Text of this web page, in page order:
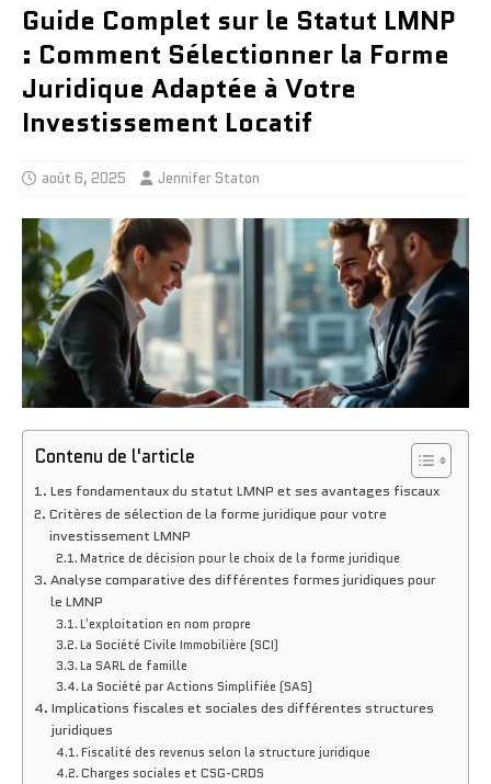
Guide Complet sur le Statut LMNP
: Comment Sélectionner la Forme
Juridique Adaptée à Votre
Investissement Locatif
août 6, 2025 Jennifer Staton
Contenu de l'article
Les fondamentaux du statut LMNP et ses avantages fiscaux
Critères de sélection de la forme juridique pour votre
investissement LMNP
Matrice de décision pour le choix de la forme juridique
Analyse comparative des différentes formes juridiques pour
le LMNP
L’exploitation en nom propre
La Société Civile Immobilière (SCI)
La SARL de famille
La Société par Actions Simplifiée (SAS)
Implications fiscales et sociales des différentes structures
juridiques
Fiscalité des revenus selon la structure juridique
Charges sociales et CSG-CRDS